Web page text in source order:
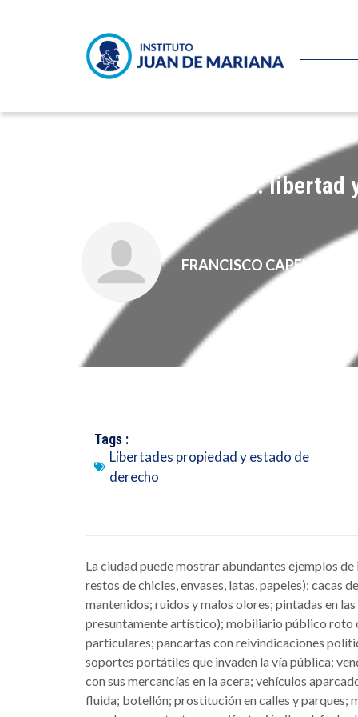
Espacios públicos: libertad
FRANCISCO CAPELLA
Tags :
Libertades propiedad y estado de
derecho
La ciudad puede mostrar abundantes ejemplos
restos de chicles, envases, latas, papeles); cacas
mantenidos; ruidos y malos olores; pintadas en
presuntamente artístico); mobiliario público roto
particulares; pancartas con reivindicaciones
soportes portátiles que invaden la vía pública;
con sus mercancías en la acera; vehículos
fluida; botellón; prostitución en calles y parques;